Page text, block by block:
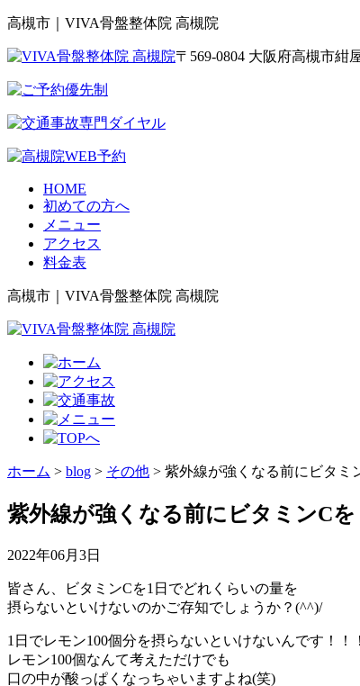
高槻市｜VIVA骨盤整体院 高槻院
〒569-0804 大阪府高槻市
HOME
初めての方へ
メニュー
アクセス
料金表
高槻市｜VIVA骨盤整体院 高槻院
ホーム > blog > その他 > 紫外線が強くなる前にビタミ
紫外線が強くなる前にビタミンCを
2022年06月3日
皆さん、ビタミンCを1日でどれくらいの量を
摂らないといけないのかご存知でしょうか？(^^)/
1日でレモン100個分を摂らないといけないんです！！！
レモン100個なんて考えただけでも
口の中が酸っぱくなっちゃいますよね(笑)